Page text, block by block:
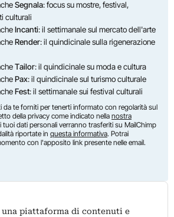
Segnala: focus su mostre, festival,
culturali
Incanti: il settimanale sul mercato dell'arte
Render: il quindicinale sulla rigenerazione
Tailor: il quindicinale su moda e cultura
Pax: il quindicinale sul turismo culturale
Fest: il settimanale sui festival culturali
da te forniti per tenerti informato con regolarità sul
della privacy come indicato nella nostra
tuoi dati personali verranno trasferiti su MailChimp
riportate in questa informativa. Potrai
con l'apposito link presente nelle email.
piattaforma di contenuti e